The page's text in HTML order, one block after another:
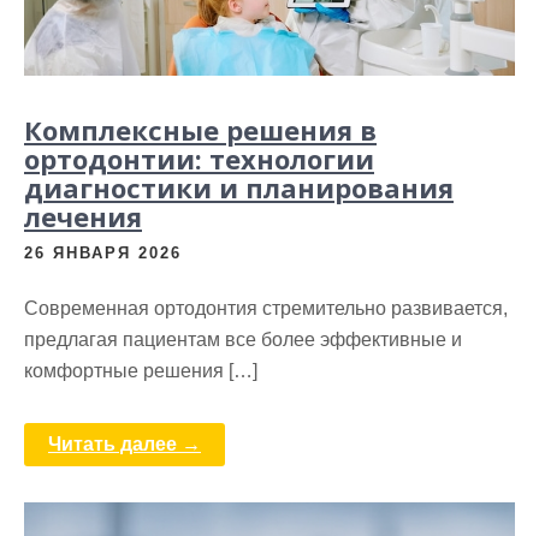
Комплексные решения в
ортодонтии: технологии
диагностики и планирования
лечения
26 ЯНВАРЯ 2026
Современная ортодонтия стремительно развивается,
предлагая пациентам все более эффективные и
комфортные решения […]
Читать далее →